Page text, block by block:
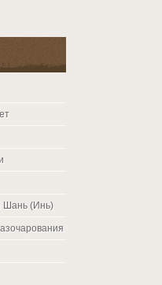
Шань (Инь)